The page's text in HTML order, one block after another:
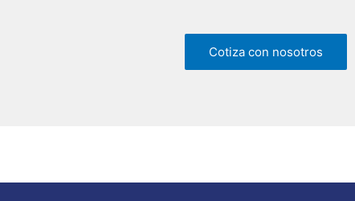
Cotiza con nosotros